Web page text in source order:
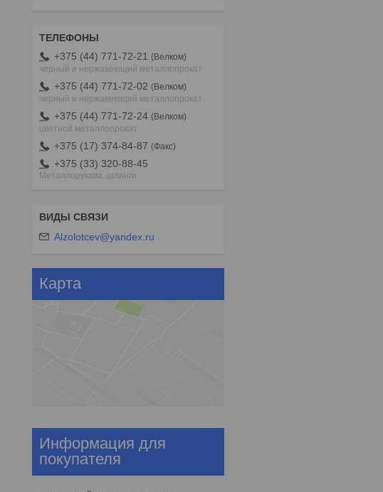
+375 (44) 771-72-21
Велком
черный и нержавеющий металлопрокат
+375 (44) 771-72-02
Велком
черный и нержавеющий металлопрокат
+375 (44) 771-72-24
Велком
цветной металлопрокат
+375 (17) 374-84-87 Факс
+375 (33) 320-88-45
Металлорукава, шланги
Alzolotcev@yandex.ru
Карта
Информация для
покупателя